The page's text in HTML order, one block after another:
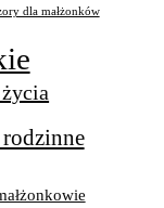
dla małżonków